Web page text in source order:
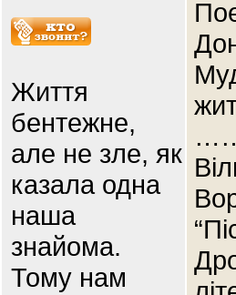
Життя
бентежне,
але не зле, як
казала одна
наша
знайома.
Тому нам